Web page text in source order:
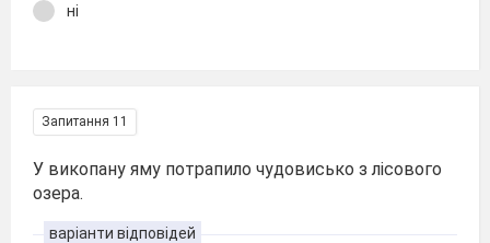
ні
Запитання 11
У викопану яму потрапило чудовисько з лісового
озера.
варіанти відповідей